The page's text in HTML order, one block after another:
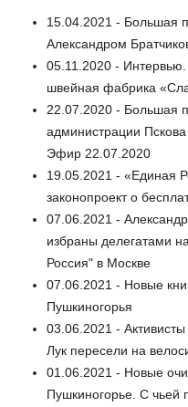
15.04.2021 - Большая
Александром
05.11.2020 - Интервью.
швейная фабрика
22.07.2020 - Большая
администрации
Эфир 22.07.2020
19.05.2021 - «Единая
законопроект о
07.06.2021 -
избраны делегатами
Россия" в Москве
07.06.2021 - Новые
Пушкиногорья
03.06.2021 -
Лук пересели на
01.06.2021 - Новые
Пушкиногорье. С чьей